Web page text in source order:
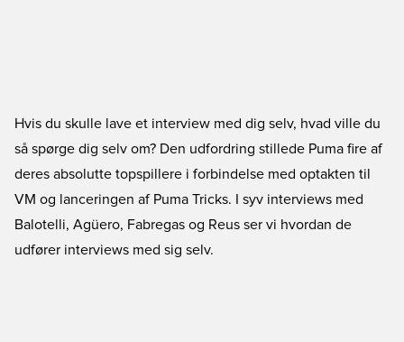
Hvis du skulle lave et interview med dig selv, hvad ville du
så spørge dig selv om? Den udfordring stillede Puma fire af
deres absolutte topspillere i forbindelse med optakten til
VM og lanceringen af Puma Tricks. I syv interviews med
Balotelli, Agüero, Fabregas og Reus ser vi hvordan de
udfører interviews med sig selv.